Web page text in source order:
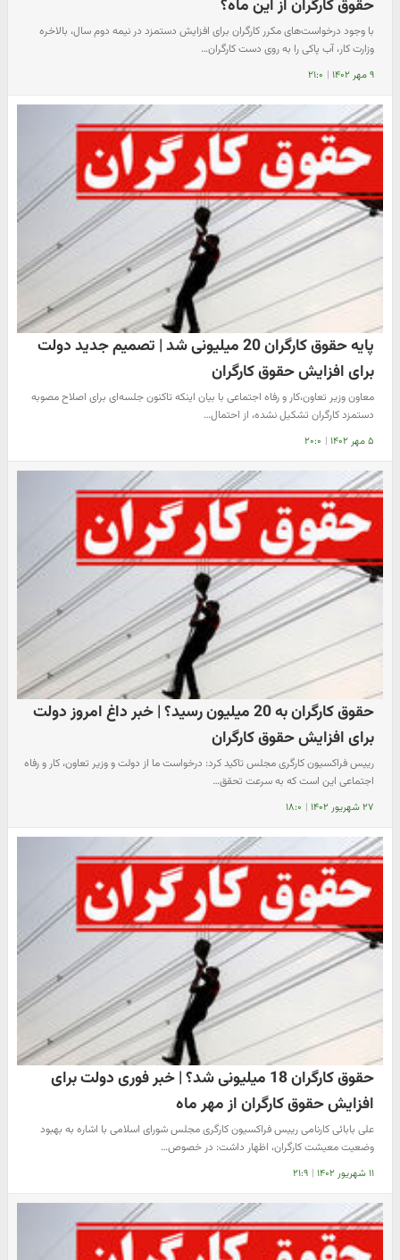
حقوق کارگران از این ماه؟
با وجود درخواست‌های مکرر کارگران برای افزایش دستمزد در نیمه دوم سال، بالاخره
وزارت کار، آب پاکی را به روی دست کارگران…
۹ مهر ۱۴۰۲ | ۲۱:۰
پایه حقوق کارگران 20 میلیونی شد | تصمیم جدید دولت
برای افزایش حقوق کارگران
معاون وزیر تعاون،کار و رفاه اجتماعی با بیان اینکه تاکنون جلسه‌ای برای اصلاح مصوبه
دستمزد کارگران تشکیل نشده، از احتمال…
۵ مهر ۱۴۰۲ | ۲۰:۰
حقوق کارگران به 20 میلیون رسید؟ | خبر داغ امروز دولت
برای افزایش حقوق کارگران
رییس فراکسیون کارگری مجلس تاکید کرد: درخواست ما از دولت و وزیر تعاون، کار و رفاه
اجتماعی این است که به سرعت تحقق…
۲۷ شهریور ۱۴۰۲ | ۱۸:۰
حقوق کارگران 18 میلیونی شد؟ | خبر فوری دولت برای
افزایش حقوق کارگران از مهر ماه
علی بابائی کارنامی رییس فراکسیون کارگری مجلس شورای اسلامی با اشاره به بهبود
وضعیت معیشت کارگران، اظهار داشت: در خصوص…
۱۱ شهریور ۱۴۰۲ | ۲۱:۹